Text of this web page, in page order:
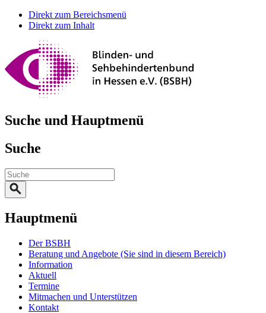
Direkt zum Bereichsmenü
Direkt zum Inhalt
Suche und Hauptmenü
Suche
Hauptmenü
Der BSBH
Beratung und Angebote (Sie sind in diesem Bereich)
Information
Aktuell
Termine
Mitmachen und Unterstützen
Kontakt